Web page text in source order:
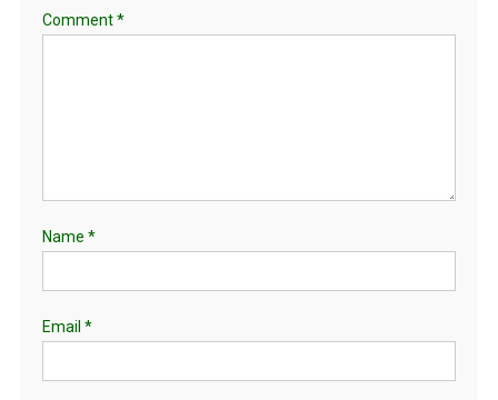
Comment*
Name *
Email *